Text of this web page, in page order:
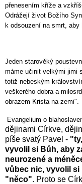
přenesením kříže a
Odrážejí život Božího
k odsouzení na smrt, aby
Jeden starověký
máme učinit velkými jimi
totiž nebeským
veškerého dobra a
obrazem Krista na zemi".
Evangelium o
dějinami Církve,
píše svatý Pavel -
vyvolil si Bůh, aby
neurozené a
vůbec nic, vyvolil si
"něco". Proto se